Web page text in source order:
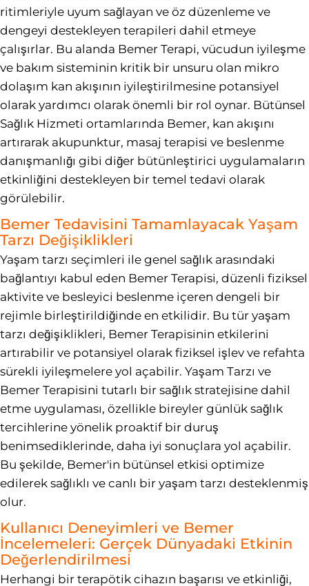
ritimleriyle uyum sağlayan ve öz düzenleme ve
dengeyi destekleyen terapileri dahil etmeye
çalışırlar. Bu alanda Bemer Terapi, vücudun iyileşme
ve bakım sisteminin kritik bir unsuru olan mikro
dolaşım kan akışının iyileştirilmesine potansiyel
olarak yardımcı olarak önemli bir rol oynar. Bütünsel
Sağlık Hizmeti ortamlarında Bemer, kan akışını
artırarak akupunktur, masaj terapisi ve beslenme
danışmanlığı gibi diğer bütünleştirici uygulamaların
etkinliğini destekleyen bir temel tedavi olarak
görülebilir.
Bemer Tedavisini Tamamlayacak Yaşam
Tarzı Değişiklikleri
Yaşam tarzı seçimleri ile genel sağlık arasındaki
bağlantıyı kabul eden Bemer Terapisi, düzenli fiziksel
aktivite ve besleyici beslenme içeren dengeli bir
rejimle birleştirildiğinde en etkilidir. Bu tür yaşam
tarzı değişiklikleri, Bemer Terapisinin etkilerini
artırabilir ve potansiyel olarak fiziksel işlev ve refahta
sürekli iyileşmelere yol açabilir. Yaşam Tarzı ve
Bemer Terapisini tutarlı bir sağlık stratejisine dahil
etme uygulaması, özellikle bireyler günlük sağlık
tercihlerine yönelik proaktif bir duruş
benimsediklerinde, daha iyi sonuçlara yol açabilir.
Bu şekilde, Bemer'in bütünsel etkisi optimize
edilerek sağlıklı ve canlı bir yaşam tarzı desteklenmiş
olur.
Kullanıcı Deneyimleri ve Bemer
İncelemeleri: Gerçek Dünyadaki Etkinin
Değerlendirilmesi
Herhangi bir terapötik cihazın başarısı ve etkinliği,